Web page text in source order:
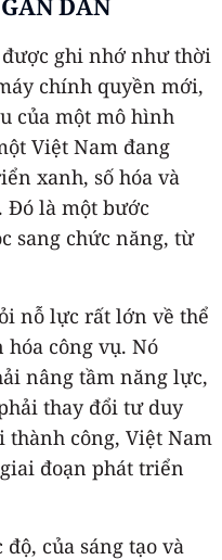
DÂN
được ghi nhớ như thời
chính quyền mới,
của một mô hình
Việt Nam đang
xanh, số hóa và
Đó là một bước
sang chức năng, từ
nỗ lực rất lớn về thể
hóa công vụ. Nó
nâng tầm năng lực,
thay đổi tư duy
công, Việt Nam
đoạn phát triển
của sáng tạo và